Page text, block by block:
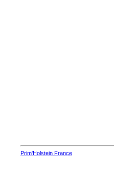
Prim'Holstein France